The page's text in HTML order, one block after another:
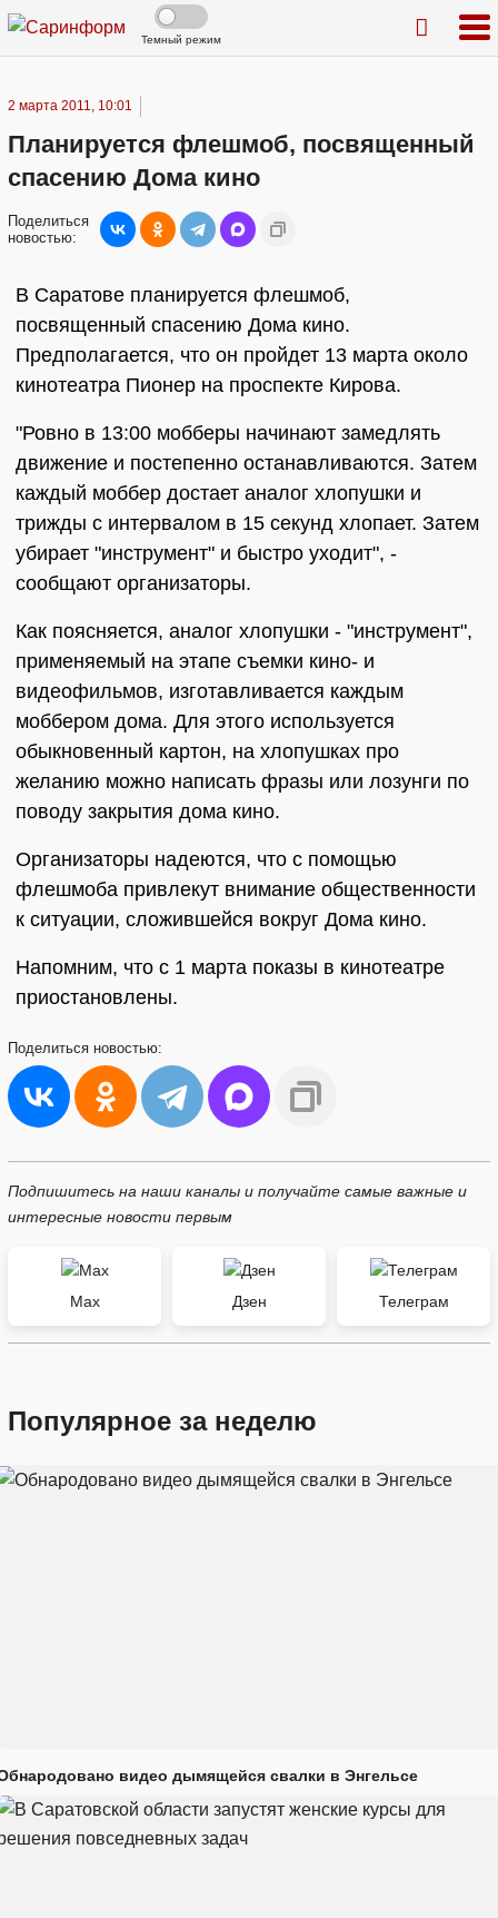
Темный режим
2 марта 2011, 10:01
Планируется флешмоб, посвященный
спасению Дома кино
Поделиться
новостью:
В Саратове планируется флешмоб,
посвященный спасению Дома кино.
Предполагается, что он пройдет 13 марта около
кинотеатра Пионер на проспекте Кирова.
"Ровно в 13:00 мобберы начинают замедлять
движение и постепенно останавливаются. Затем
каждый моббер достает аналог хлопушки и
трижды с интервалом в 15 секунд хлопает. Затем
убирает "инструмент" и быстро уходит", -
сообщают организаторы.
Как поясняется, аналог хлопушки - "инструмент",
применяемый на этапе съемки кино- и
видеофильмов, изготавливается каждым
моббером дома. Для этого используется
обыкновенный картон, на хлопушках про
желанию можно написать фразы или лозунги по
поводу закрытия дома кино.
Организаторы надеются, что с помощью
флешмоба привлекут внимание общественности
к ситуации, сложившейся вокруг Дома кино.
Напомним, что с 1 марта показы в кинотеатре
приостановлены.
Поделиться новостью:
Подпишитесь на наши каналы и получайте самые важные и
интересные новости первым
Max Дзен Телеграм
Популярное за неделю
видео дымящейся свалки в Энгельсе